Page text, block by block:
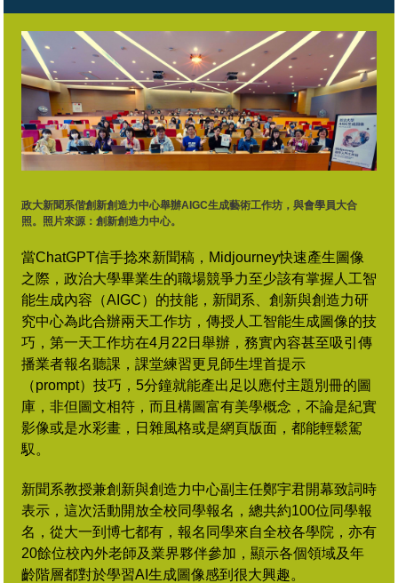
政大新聞系偕創新創造力中心舉辦AIGC生成藝術工作坊，與會學員大合
照。照片來源：創新創造力中心。
當ChatGPT信手捻來新聞稿，Midjourney快速產生圖像
之際，政治大學畢業生的職場競爭力至少該有掌握人工智
能生成內容（AIGC）的技能，新聞系、創新與創造力研
究中心為此合辦兩天工作坊，傳授人工智能生成圖像的技
巧，第一天工作坊在4月22日舉辦，務實內容甚至吸引傳
播業者報名聽課，課堂練習更見師生埋首提示
（prompt）技巧，5分鐘就能產出足以應付主題別冊的圖
庫，非但圖文相符，而且構圖富有美學概念，不論是紀實
影像或是水彩畫，日雜風格或是網頁版面，都能輕鬆駕
馭。
新聞系教授兼創新與創造力中心副主任鄭宇君開幕致詞時
表示，這次活動開放全校同學報名，總共約100位同學報
名，從大一到博七都有，報名同學來自全校各學院，亦有
20餘位校內外老師及業界夥伴參加，顯示各個領域及年
齡階層都對於學習AI生成圖像感到很大興趣。